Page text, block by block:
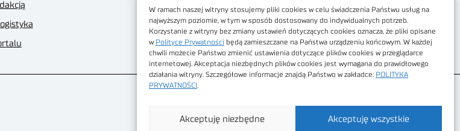
W ramach naszej witryny stosujemy pliki cookies w celu świadczenia Państwu usług na
najwyższym poziomie, w tym w sposób dostosowany do indywidualnych potrzeb.
Korzystanie z witryny bez zmiany ustawień dotyczących cookies oznacza, że pliki opisane
w Polityce Prywatności będą zamieszczane na Państwa urządzeniu końcowym. W każdej
chwili możecie Państwo zmienić ustawienia dotyczące plików cookies w przeglądarce
internetowej. Akceptacja niezbędnych plików cookies jest wymagana do prawidłowego
działania witryny. Szczegółowe informacje znajdą Państwo w zakładce: POLITYKA
PRYWATNOŚCI
Akceptuję wszystkie
Akceptuję niezbędne
Dostępność cyfrowa
Regulamin Portalu
Regulamin sklepu